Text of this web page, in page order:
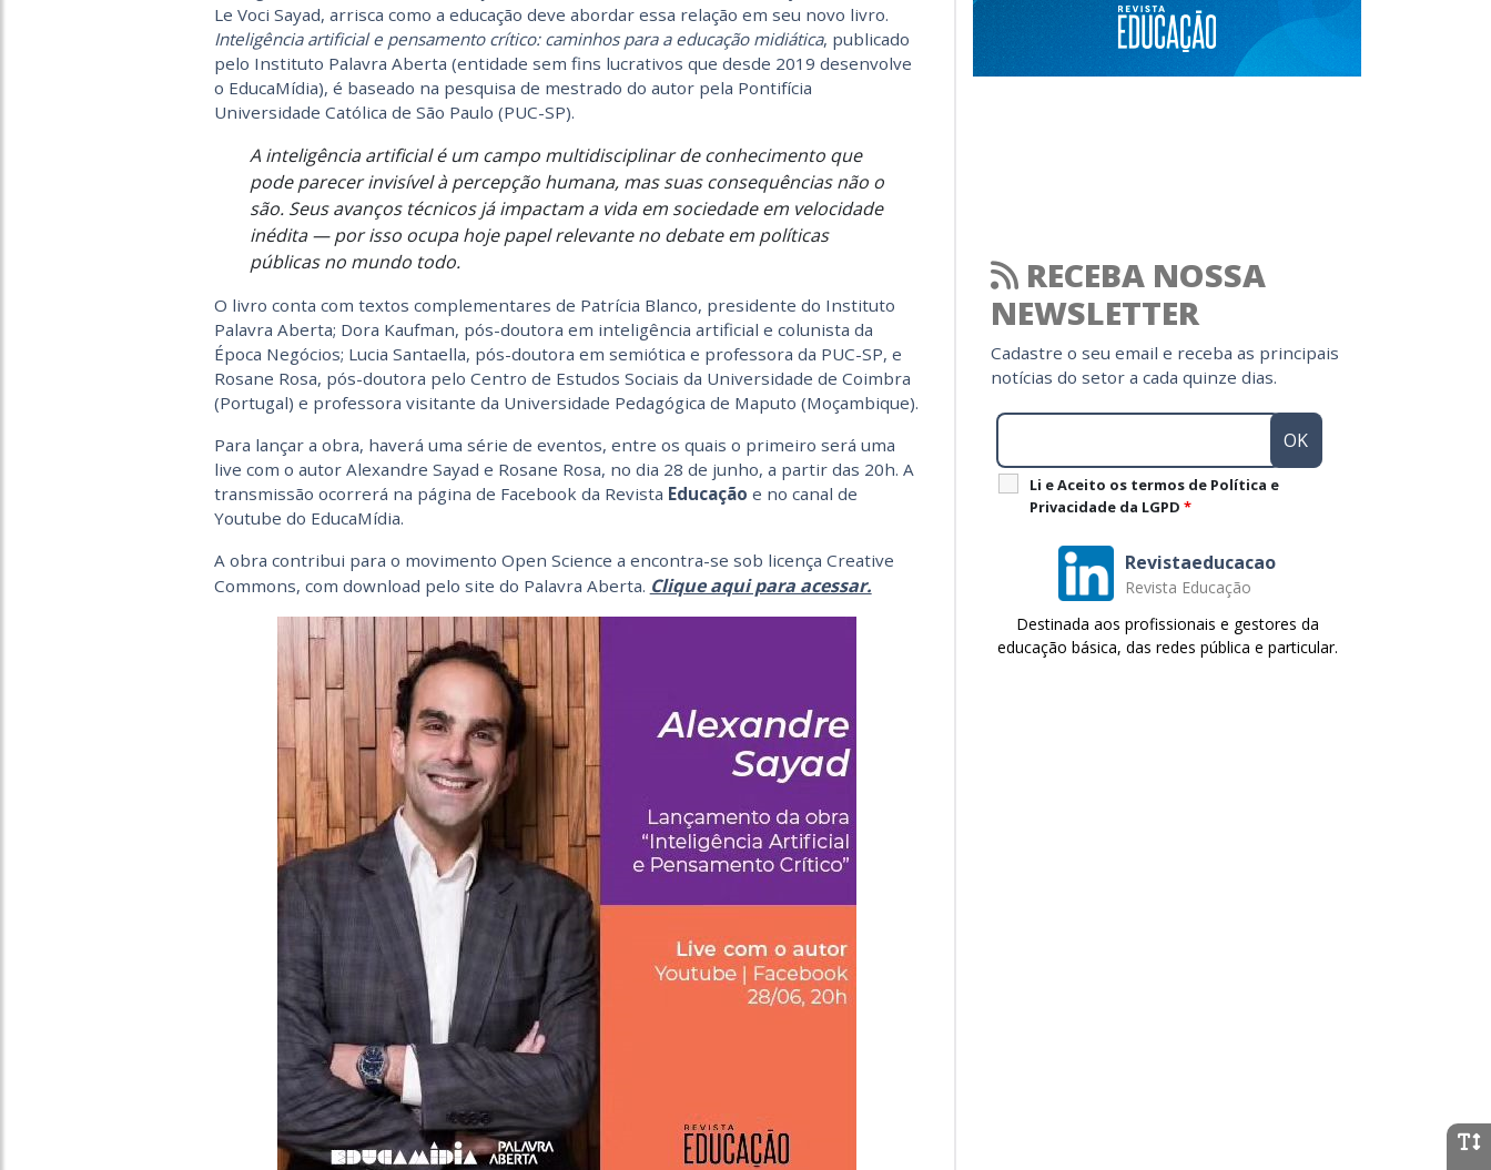
Le Voci Sayad, arrisca como a educação deve abordar essa relação em seu novo livro.
Inteligência artificial e pensamento crítico: caminhos para a educação midiática, publicado
pelo Instituto Palavra Aberta (entidade sem fins lucrativos que desde 2019 desenvolve
o EducaMídia), é baseado na pesquisa de mestrado do autor pela Pontifícia
Universidade Católica de São Paulo (PUC-SP).
A inteligência artificial é um campo multidisciplinar de conhecimento que
pode parecer invisível à percepção humana, mas suas consequências não o
são. Seus avanços técnicos já impactam a vida em sociedade em velocidade
inédita — por isso ocupa hoje papel relevante no debate em políticas
públicas no mundo todo.
O livro conta com textos complementares de Patrícia Blanco, presidente do Instituto
Palavra Aberta; Dora Kaufman, pós-doutora em inteligência artificial e colunista da
Época Negócios; Lucia Santaella, pós-doutora em semiótica e professora da PUC-SP, e
Rosane Rosa, pós-doutora pelo Centro de Estudos Sociais da Universidade de Coimbra
(Portugal) e professora visitante da Universidade Pedagógica de Maputo (Moçambique).
Para lançar a obra, haverá uma série de eventos, entre os quais o primeiro será uma
live com o autor Alexandre Sayad e Rosane Rosa, no dia 28 de junho, a partir das 20h. A
transmissão ocorrerá na página de Facebook da Revista Educação e no canal de
Youtube do EducaMídia.
A obra contribui para o movimento Open Science a encontra-se sob licença Creative
Commons, com download pelo site do Palavra Aberta. Clique aqui para acessar.
RECEBA NOSSA
NEWSLETTER
Cadastre o seu email e receba as principais
notícias do setor a cada quinze dias.
Li e Aceito os termos de Política e
Privacidade da LGPD *
Revistaeducacao
Revista Educação
Destinada aos profissionais e gestores da
educação básica, das redes pública e particular.